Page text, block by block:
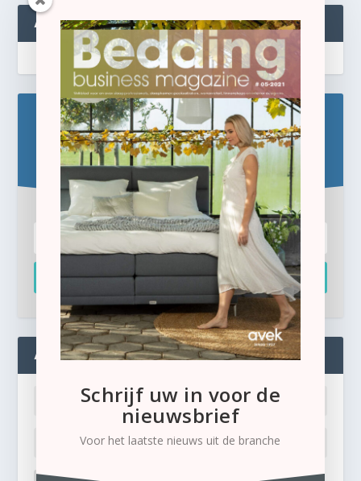
ABONNEREN
Blijf op de hoogte!
Schrijf u hier in voor de gratis e-newsletter.
Inschrijven
ADMIN
Schrijf uw in voor de
nieuwsbrief
Voor het laatste nieuws uit de branche